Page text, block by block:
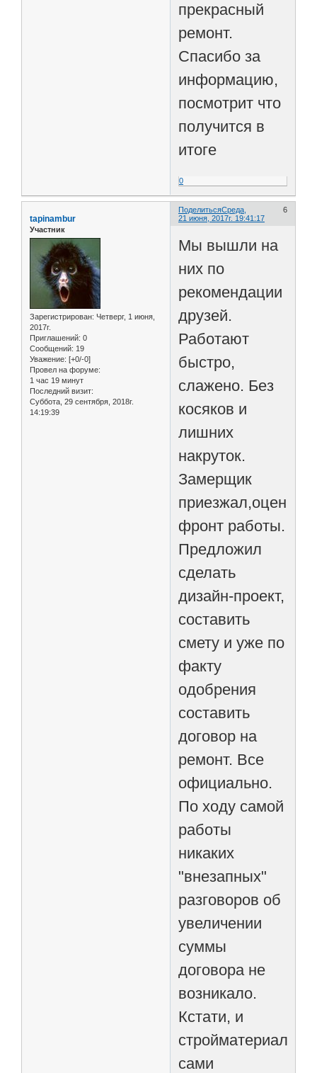
прекрасный
ремонт.
Спасибо за
информацию,
посмотрит что
получится в
итоге
0
Поделиться 6
Среда,
21 июня, 2017г. 19:41:17
tapinambur
Участник
Зарегистрирован: Четверг, 1 июня,
2017г.
Приглашений: 0
Сообщений: 19
Уважение: [+0/-0]
Провел на форуме:
1 час 19 минут
Последний визит:
Суббота, 29 сентября, 2018г.
14:19:39
Мы вышли на
них по
рекомендации
друзей.
Работают
быстро,
слажено. Без
косяков и
лишних
накруток.
Замерщик
приезжал,оценил
фронт работы.
Предложил
сделать
дизайн-проект,
составить
смету и уже по
факту
одобрения
составить
договор на
ремонт. Все
официально.
По ходу самой
работы
никаких
"внезапных"
разговоров об
увеличении
суммы
договора не
возникало.
Кстати, и
стройматериалы
сами